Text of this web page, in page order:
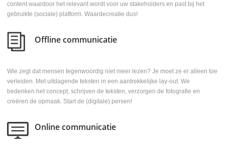
content waardoor het relevant wordt voor uw stakeholders en past bij het
gebruikte (sociale) platform. Waardecreatie dus!
Offline communicatie
Wie zegt dat mensen tegenwoordig niet meer lezen? Je moet ze er alleen toe
verleiden. Met uitdagende teksten in een aantrekkelijke lay-out. We
bedenken het concept, schrijven de teksten, verzorgen de fotografie en
creëren de opmaak. Start de (digitale) persen!
Online communicatie